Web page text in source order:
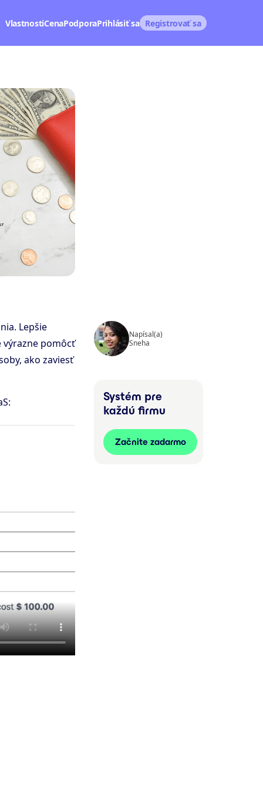
VlastnostiCenaPodporaPrihlásiť sa Registrovať sa
Lepšie
výrazne pomôcť
ako zaviesť
Napísal(a)
Sneha
Systém pre
každú firmu
Začnite zadarmo